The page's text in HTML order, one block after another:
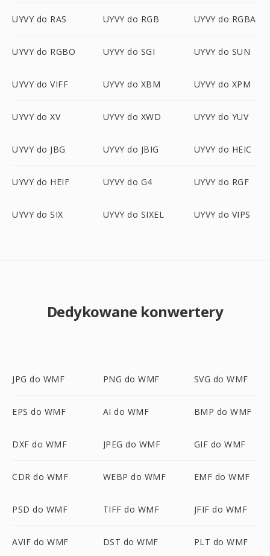
UYVY do RAS UYVY do RGB UYVY do RGBA
UYVY do RGBO UYVY do SGI UYVY do SUN
UYVY do VIFF UYVY do XBM UYVY do XPM
UYVY do XV UYVY do XWD UYVY do YUV
UYVY do JBG UYVY do JBIG UYVY do HEIC
UYVY do HEIF UYVY do G4 UYVY do RGF
UYVY do SIX UYVY do SIXEL UYVY do VIPS
Dedykowane konwertery
JPG do WMF PNG do WMF SVG do WMF
EPS do WMF AI do WMF BMP do WMF
DXF do WMF JPEG do WMF GIF do WMF
CDR do WMF WEBP do WMF EMF do WMF
PSD do WMF TIFF do WMF JFIF do WMF
AVIF do WMF DST do WMF PLT do WMF